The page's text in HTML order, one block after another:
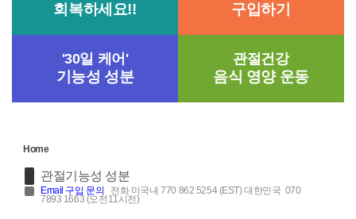
회복하세요!! 구입하기
'30일 케어'
기능성 성분
관절건강
음식 영양 운동
Home
관절기능성 성분
Email 구입 문의 전화 미국내 770 862 5254 (EST) 대한민국 070
7893 1663 (오전11시전)